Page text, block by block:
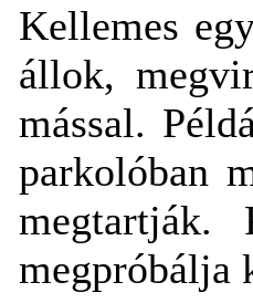
Kellemes
állok,
mással.
parkolóban
megpróbálja